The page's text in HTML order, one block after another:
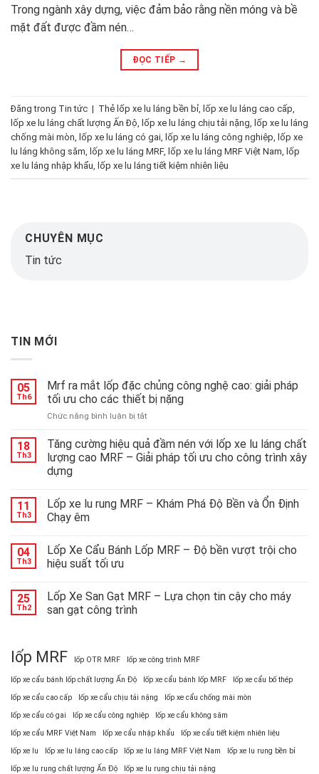
CHUYÊN MỤC
Tin tức
TIN MỚI
05
Th6
Mrf ra mắt lốp đặc chủng công nghệ cao: giải pháp
tối ưu cho các thiết bị nặng
Chức năng bình luận bị tắtở
ra
mắt
lốp
công
pháp
các
18
Th3
Tăng cường hiệu quả đầm nén với lốp xe lu láng chất
lượng cao MRF – Giải pháp tối ưu cho công trình xây
dựng
11
Th3
Lốp xe lu rung MRF – Khám Phá Độ Bền và Ổn Định
Chạy êm
04
Th3
Lốp Xe Cẩu Bánh Lốp MRF – Độ bền vượt trội cho
hiệu suất tối ưu
25
Th2
Lốp Xe San Gạt MRF – Lựa chọn tin cậy cho máy
san gạt công trình
lốp MRF lốp OTR MRF lốp xe công trình MRF
lốp xe cẩu bánh lốp chất lượng Ấn Độ lốp xe cẩu bánh lốp MRF
lốp xe cẩu bố thép
lốp xe cẩu cao cấp
lốp xe cẩu chịu tải nặng
lốp xe cẩu chống mài mòn
lốp xe cẩu có gai
lốp xe cẩu công nghiệp
lốp xe cẩu không săm
lốp xe cẩu MRF Việt Nam
lốp xe cẩu nhập khẩu
lốp xe cẩu tiết kiệm nhiên liệu
lốp xe lu
lốp xe lu láng cao cấp lốp xe lu láng MRF Việt Nam
lốp xe lu rung bền bỉ
lốp xe lu rung chất lượng Ấn Độ
lốp xe lu rung chịu tải nặng
Trong ngành xây dựng, việc đảm bảo rằng nền móng và bề
mặt đất được đầm nén…
ĐỌC TIẾP →
Đăng trong Tin tức | Thẻ lốp xe lu láng bền bỉ lốp xe lu láng cao cấp
lốp xe lu láng chất lượng Ấn Độ lốp xe lu láng chịu tải nặng lốp xe lu láng
chống mài mòn lốp xe lu láng có gai lốp xe lu láng công nghiệp lốp xe
lu láng không săm lốp xe lu láng MRF, lốp xe lu láng MRF Việt Nam lốp
xe lu láng nhập khẩu lốp xe lu láng tiết kiệm nhiên liệu